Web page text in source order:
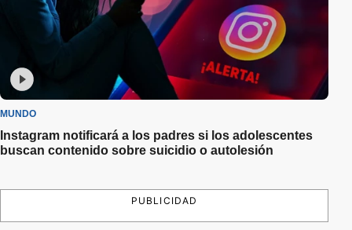
MUNDO
Instagram notificará a los padres si los adolescentes
buscan contenido sobre suicidio o autolesión
PUBLICIDAD